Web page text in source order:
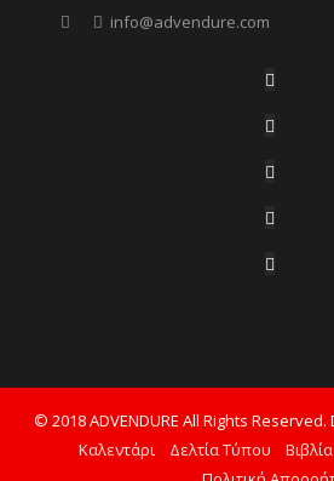
info@advendure.com
© 2018 ADVENDURE All Rights
Καλεντάρι
Δελτία Τύπου Βιβλία